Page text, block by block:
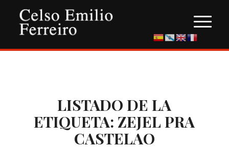
LISTADO DE LA
ETIQUETA: ZEJEL PRA
CASTELAO